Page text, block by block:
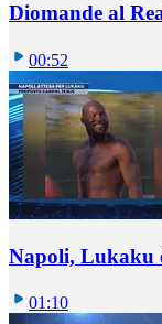
Diomande al
00:52
Napoli, Lukaku
01:10